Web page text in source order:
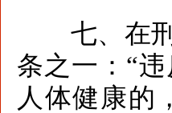
七、在刑
条之一：“
人体健康的